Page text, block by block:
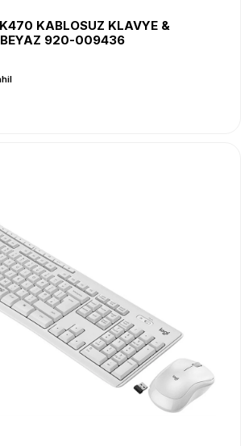
KABLOSUZ KLAVYE &
BEYAZ 920-009436